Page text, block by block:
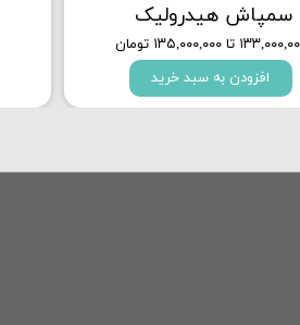
سمپاش هیدرولیک ​​​​​​​
تا ۱۳۵,۰۰۰,۰۰۰ تومان
افزودن به سبد خرید